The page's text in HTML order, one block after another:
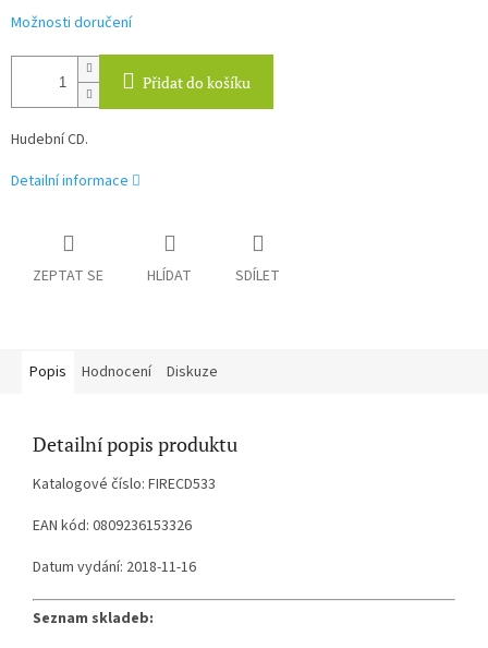
Možnosti doručení
Přidat do košíku
Hudební CD.
Detailní informace
ZEPTAT SE HLÍDAT SDÍLET
Popis Hodnocení Diskuze
Detailní popis produktu
Katalogové číslo: FIRECD533
EAN kód: 0809236153326
Datum vydání: 2018-11-16
Seznam skladeb: